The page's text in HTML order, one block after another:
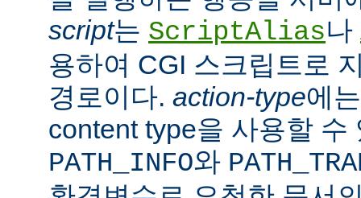
script는 ScriptAlias나
용하여 CGI 스크립트로
경로이다. action-type에
content type을 사용할 수
PATH_INFO와